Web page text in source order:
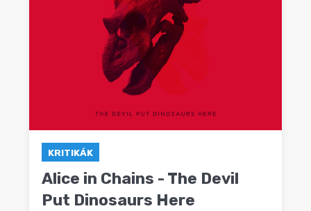
KRITIKÁK
Alice in Chains - The Devil
Put Dinosaurs Here